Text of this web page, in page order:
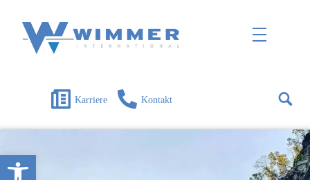
Open toolbar
Karriere Kontakt